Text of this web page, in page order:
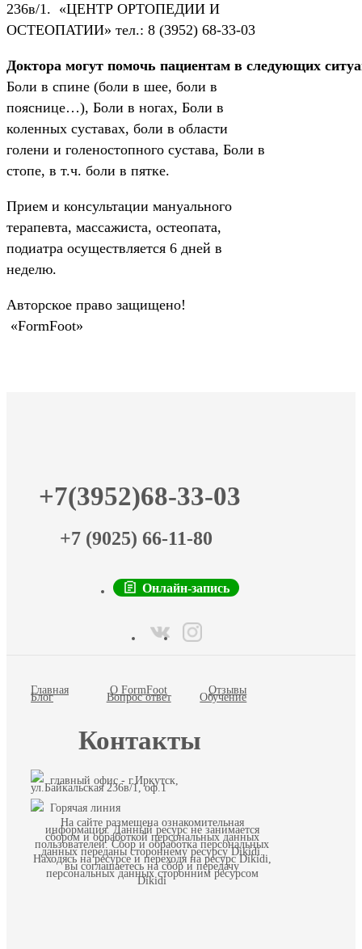
236в/1. «ЦЕНТР ОРТОПЕДИИ И
ОСТЕОПАТИИ» тел.: 8 (3952) 68-33-03
Доктора могут помочь пациентам в следующих
Боли в спине (боли в шее, боли в
пояснице…), Боли в ногах, Боли в
коленных суставах, боли в области
голени и голеностопного сустава, Боли в
стопе, в т.ч. боли в пятке.
Прием и консультации мануального
терапевта, массажиста, остеопата,
подиатра осуществляется 6 дней в
неделю.
Авторское право защищено!
«FormFoot»
+7(3952)68-33-03
+7 (9025) 66-11-80
Онлайн-запись
Главная О FormFoot Отзывы
Блог Вопрос ответ Обучение
Контакты
главный офис - г.Иркутск,
ул.Байкальская 236в/1, оф.1
Горячая линия
На сайте размещена ознакомительная
информация. Данный ресурс не занимается
сбором и обработкой персональных данных
пользователей. Сбор и обработка персональных
данных переданы стороннему ресурсу Dikidi.
Находясь на ресурсе и переходя на ресурс Dikidi,
вы соглашаетесь на сбор и передачу
персональных данных сторонним ресурсом
Dikidi